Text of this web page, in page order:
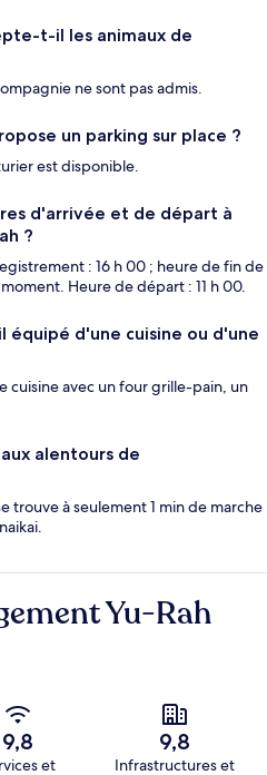
t-il les animaux de
ne sont pas admis.
un parking sur place ?
est disponible.
d'arrivée et de départ à
?
: 16 h 00 ; heure de fin de
Heure de départ : 11 h 00.
équipé d'une cuisine ou d'une
cuisine avec un four grille-pain, un
alentours de
trouve à seulement 1 min de marche
Yu-Rah
9,8
et
9,8
Infrastructures et